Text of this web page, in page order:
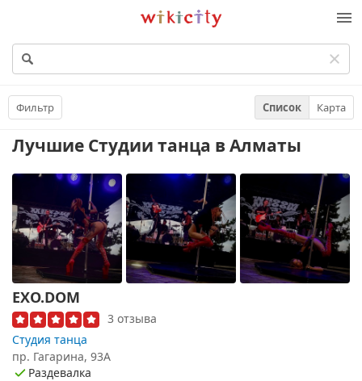
Викисити
Фильтр Список Карта
Лучшие Студии танца в Алматы
EXO.DOM
3 отзыва
Студия танца
пр. Гагарина, 93А
Раздевалка